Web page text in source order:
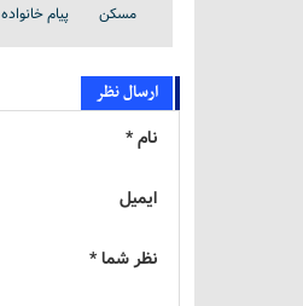
مسکن پیام خانواده
ارسال نظر
نام *
ایمیل
نظر شما *